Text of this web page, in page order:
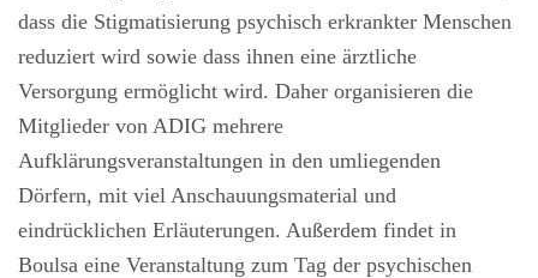
dass die Stigmatisierung psychisch erkrankter Menschen
reduziert wird sowie dass ihnen eine ärztliche
Versorgung ermöglicht wird. Daher organisieren die
Mitglieder von ADIG mehrere
Aufklärungsveranstaltungen in den umliegenden
Dörfern, mit viel Anschauungsmaterial und
eindrücklichen Erläuterungen. Außerdem findet in
Boulsa eine Veranstaltung zum Tag der psychischen